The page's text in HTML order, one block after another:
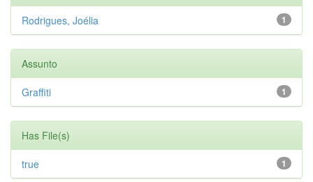
1
Rodrigues, Joélia
Assunto
1
Graffiti
Has File(s)
1
true